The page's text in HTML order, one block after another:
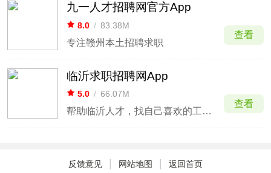
九一人才招聘网官方App
8.0 / 83.38M
专注赣州本土招聘求职
查看
临沂求职招聘网App
5.0 / 66.07M
帮助临沂人才，找自己喜欢的工作！
查看
反馈意见 网站地图 返回首页